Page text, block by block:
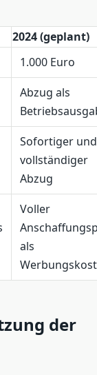
2024 (geplant)
1.000 Euro
Abzug als
Sofortiger und
vollständiger
Abzug
Voller
als
der